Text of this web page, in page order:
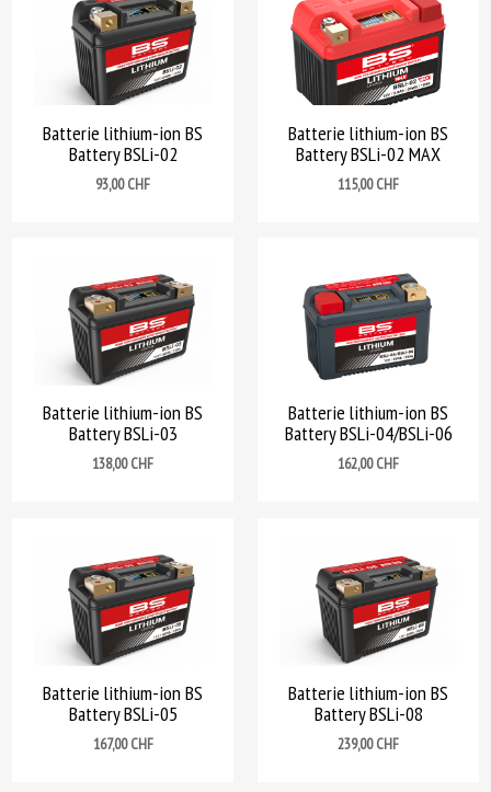
Batterie lithium-ion BS
Battery BSLi-02
Prix
93,00 CHF
Batterie lithium-ion BS
Battery BSLi-02 MAX
Prix
115,00 CHF
Batterie lithium-ion BS
Battery BSLi-03
Prix
138,00 CHF
Batterie lithium-ion BS
Battery BSLi-04/BSLi-06
Prix
162,00 CHF
Batterie lithium-ion BS
Battery BSLi-05
Prix
167,00 CHF
Batterie lithium-ion BS
Battery BSLi-08
Prix
239,00 CHF